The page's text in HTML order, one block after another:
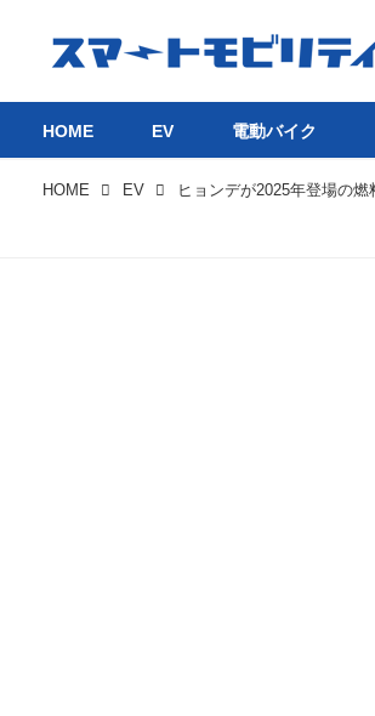
HOME EV 電動バイク
HOME EV